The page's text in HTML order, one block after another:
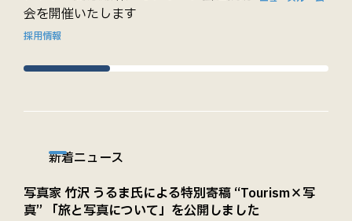
会を開催いたします
採用情報
新着ニュース
写真家 竹沢 うるま氏による特別寄稿 “Tourism×写
真” 「旅と写真について」を公開しました